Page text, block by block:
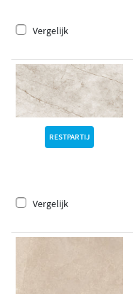
Vergelijk
RESTPARTIJ
Vergelijk